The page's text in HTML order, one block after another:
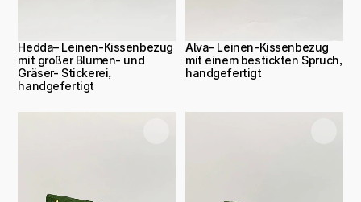
Hedda– Leinen-Kissenbezug
mit großer Blumen- und
Gräser- Stickerei,
handgefertigt
Alva– Leinen-Kissenbezug
mit einem bestickten Spruch,
handgefertigt